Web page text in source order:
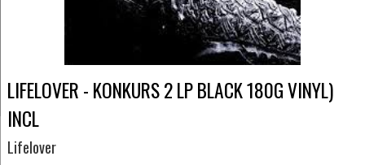
LIFELOVER - KONKURS 2 LP BLACK 180G VINYL)
INCL
Lifelover